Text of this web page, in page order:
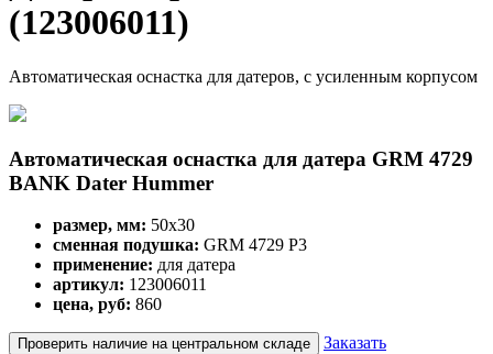
(123006011)
Автоматическая оснастка для датеров, с усиленным корпусом
Автоматическая оснастка для датера GRM 4729
BANK Dater Hummer
размер, мм: 50х30
сменная подушка: GRM 4729 P3
применение: для датера
артикул: 123006011
цена, руб: 860
Проверить наличие на центральном складе
Заказать